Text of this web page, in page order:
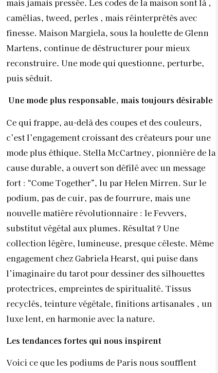
camélias, tweed, perles , mais réinterprétés avec
finesse. Maison Margiela, sous la houlette de Glenn
Martens, continue de déstructurer pour mieux
reconstruire. Une mode qui questionne, perturbe,
puis séduit.
Une mode plus responsable, mais toujours désirable
Ce qui frappe, au-delà des coupes et des couleurs,
c’est l’engagement croissant des créateurs pour une
mode plus éthique. Stella McCartney, pionnière de la
cause durable, a ouvert son défilé avec un message
fort : “Come Together”, lu par Helen Mirren. Sur le
podium, pas de cuir, pas de fourrure, mais une
nouvelle matière révolutionnaire : le Fevvers,
substitut végétal aux plumes. Résultat ? Une
collection légère, lumineuse, presque céleste. Même
engagement chez Gabriela Hearst, qui puise dans
l’imaginaire du tarot pour dessiner des silhouettes
protectrices, empreintes de spiritualité. Tissus
recyclés, teinture végétale, finitions artisanales , un
luxe lent, en harmonie avec la nature.
Les tendances fortes qui nous inspirent
Voici ce que les podiums de Paris nous soufflent